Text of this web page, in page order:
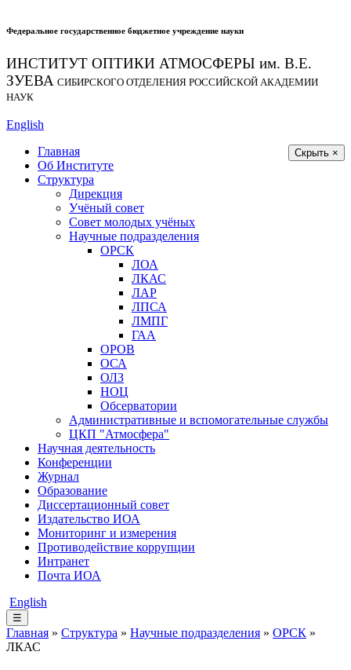
Федеральное государственное бюджетное учреждение науки
ИНСТИТУТ ОПТИКИ АТМОСФЕРЫ им. В.Е.
ЗУЕВА СИБИРСКОГО ОТДЕЛЕНИЯ РОССИЙСКОЙ АКАДЕМИИ
НАУК
English
Скрыть ×
Главная
Об Институте
Структура
Дирекция
Учёный совет
Совет молодых учёных
Научные подразделения
ОРСК
ЛОА
ЛКАС
ЛАР
ЛПСА
ЛМПГ
ГАА
ОРОВ
ОСА
ОЛЗ
НОЦ
Обсерватории
Административные и вспомогательные службы
ЦКП "Атмосфера"
Научная деятельность
Конференции
Журнал
Образование
Диссертационный совет
Издательство ИОА
Мониторинг и измерения
Противодействие коррупции
Интранет
Почта ИОА
English
☰
Главная » Структура » Научные подразделения » ОРСК »
ЛКАС